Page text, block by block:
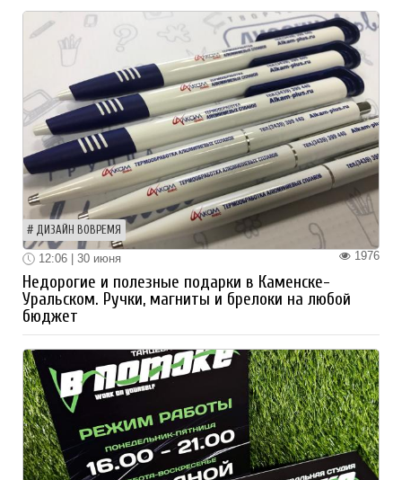
ДИЗАЙН ВОВРЕМЯ
1976
12:06 | 30 июня
Недорогие и полезные подарки в Каменске-
Уральском. Ручки, магниты и брелоки на любой
бюджет